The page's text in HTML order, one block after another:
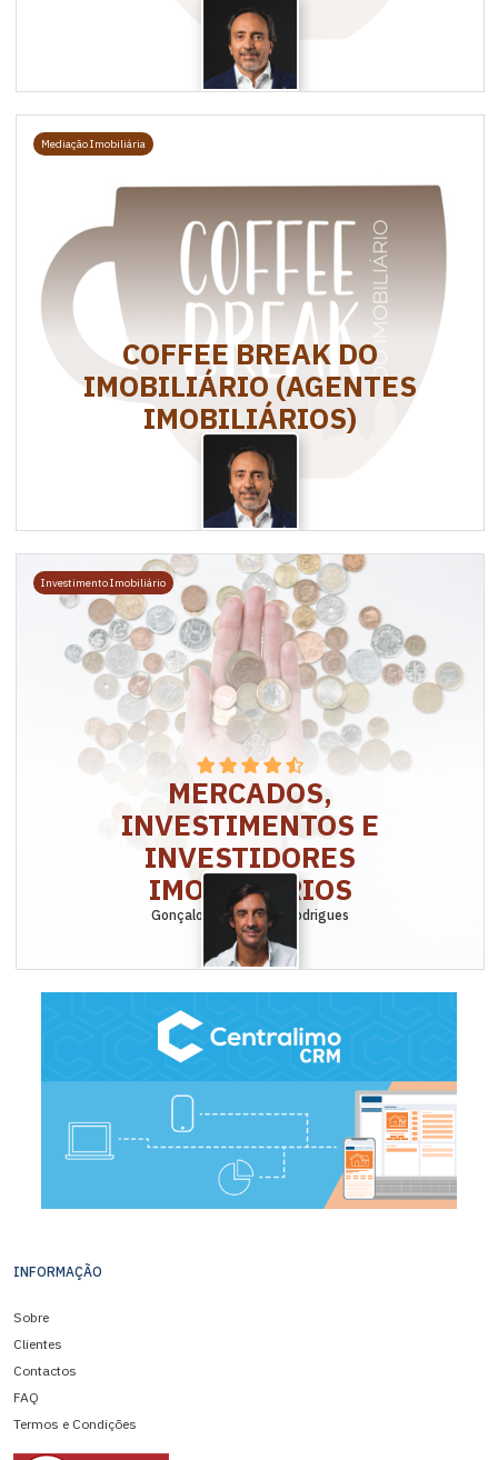
Mediação Imobiliária
COFFEE BREAK DO
IMOBILIÁRIO (AGENTES
IMOBILIÁRIOS)
Investimento Imobiliário
MERCADOS,
INVESTIMENTOS E
INVESTIDORES
IMOBILIÁRIOS
Gonçalo Nascimento Rodrigues
INFORMAÇÃO
Sobre
Clientes
Contactos
FAQ
Termos e Condições